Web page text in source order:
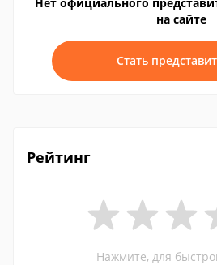
на сайте
Стать
Рейтинг
Нажмите, для